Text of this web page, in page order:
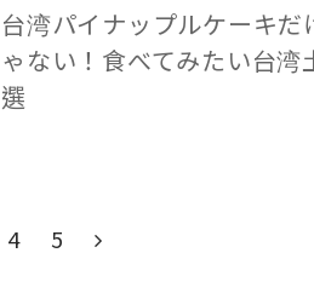
台湾パイナップルケーキだ
ゃない！食べてみたい台湾
選
4 5